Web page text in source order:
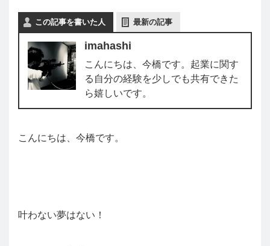
この記事を書いた人 最新の記事
imahashi
こんにちは、今橋です。起業に関す
る自分の経験を少しでも共有できた
ら嬉しいです。
こんにちは、今橋です。
叶わない夢はない！